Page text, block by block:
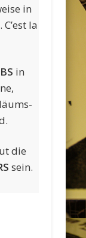
in
la
in
die
sein.